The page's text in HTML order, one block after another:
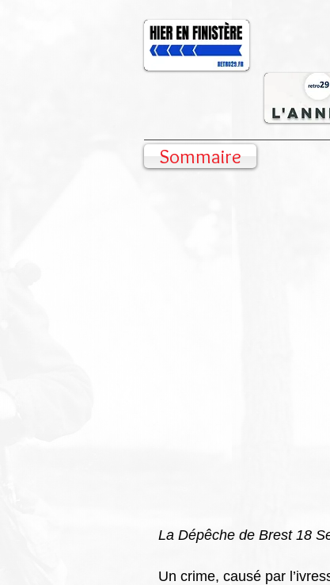
Sommaire
La Dépêche de Brest 18
Un crime, causé par